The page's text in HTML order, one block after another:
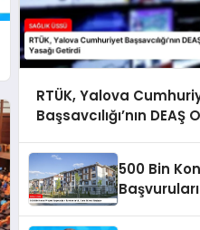
RTÜK, Yalova
Başsavcılığı’nın
500 Bin